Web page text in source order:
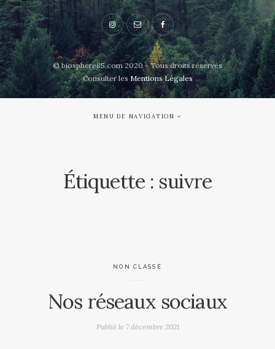
© biosphere85.com 2020 - Tous droits réservés
Consulter lesMentions Légales
MENU DE NAVIGATION
Étiquette : suivre
NON CLASSÉ
Nos réseaux sociaux
Publié le 7 décembre 2021